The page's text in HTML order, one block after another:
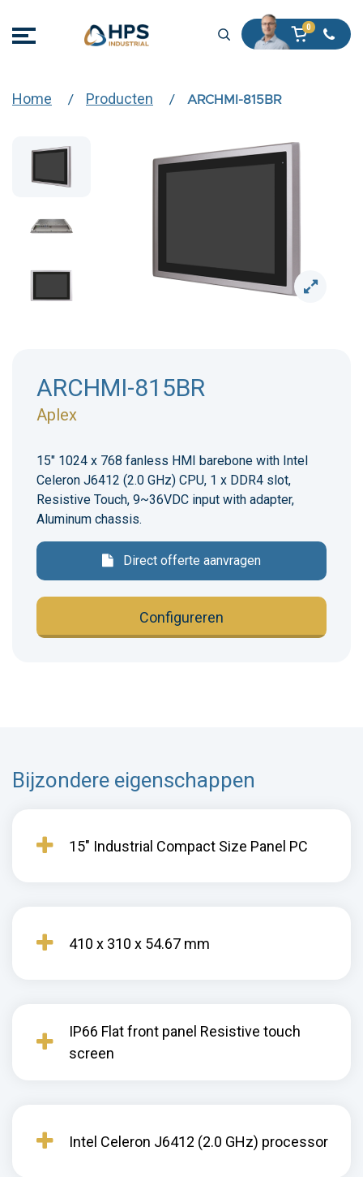
Home Producten ARCHMI-815BR
ARCHMI-815BR
Aplex
15" 1024 x 768 fanless HMI barebone with Intel
Celeron J6412 (2.0 GHz) CPU, 1 x DDR4 slot,
Resistive Touch, 9~36VDC input with adapter,
Aluminum chassis.
Direct offerte aanvragen
Configureren
Bijzondere eigenschappen
15" Industrial Compact Size Panel PC
410 x 310 x 54.67 mm
IP66 Flat front panel Resistive touch
screen
Intel Celeron J6412 (2.0 GHz) processor